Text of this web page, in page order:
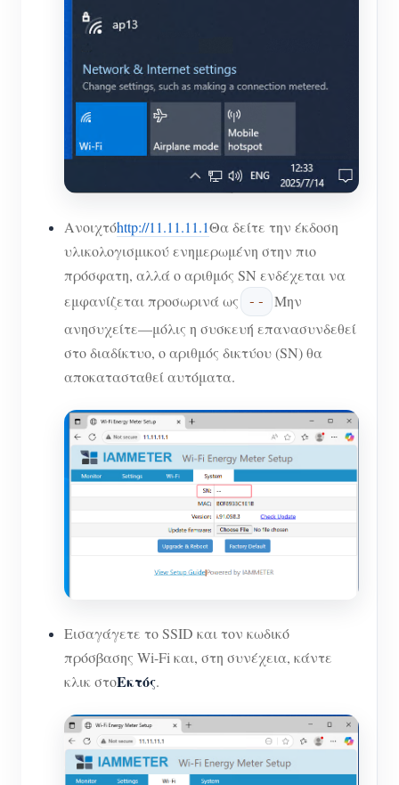
Ανοιχτόhttp://11.11.11.1Θα δείτε την έκδοση
υλικολογισμικού ενημερωμένη στην πιο
πρόσφατη, αλλά ο αριθμός SN ενδέχεται να
εμφανίζεται προσωρινά ως
--
Μην
ανησυχείτε—μόλις η συσκευή επανασυνδεθεί
στο διαδίκτυο, ο αριθμός δικτύου (SN) θα
αποκατασταθεί αυτόματα.
Εισαγάγετε το SSID και τον κωδικό
πρόσβασης Wi-Fi και, στη συνέχεια, κάντε
κλικ στοΕκτός.